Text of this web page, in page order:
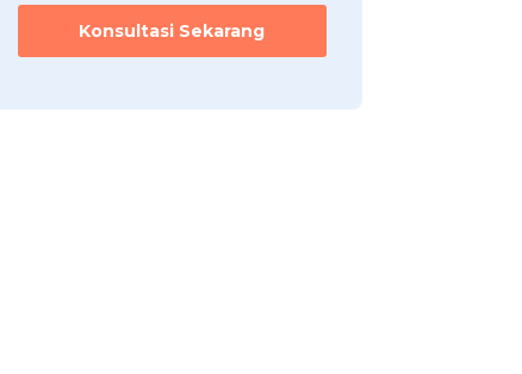
Konsultasi Sekarang